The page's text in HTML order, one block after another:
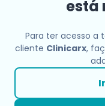
está
Para ter acesso a
cliente Clinicarx,